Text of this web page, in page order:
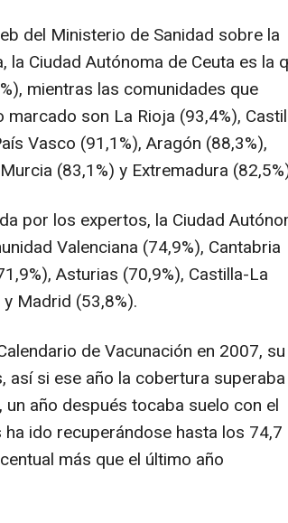
del Ministerio de Sanidad sobre la
Ciudad Autónoma de Ceuta es la
mientras las comunidades que
son La Rioja (93,4%),
Vasco (91,1%), Aragón (88,3%),
(83,1%) y Extremadura
por los expertos, la Ciudad
Valenciana (74,9%), Cantabria
Asturias (70,9%), Castilla-La
Madrid (53,8%).
de Vacunación en 2007, su
si ese año la cobertura
año después tocaba suelo con el
ido recuperándose hasta los 74,7
más que el último año